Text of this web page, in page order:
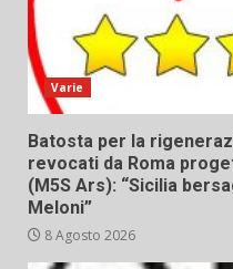
Varie
Batosta per la
revocati da Roma
(M5S Ars): “Sicilia
Meloni”
8 Agosto 2026